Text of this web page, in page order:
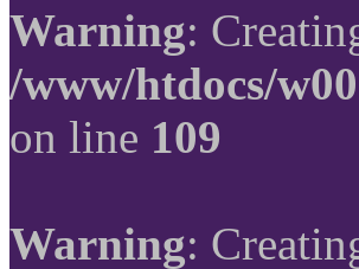
Warning:
/www/htdocs/
on line 109
Warning: